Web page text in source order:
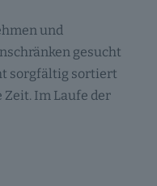
und
gesucht
sorgfältig sortiert
Im Laufe der